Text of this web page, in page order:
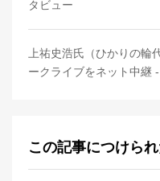
タビュー
上祐史浩氏（ひかりの輪
ークライブをネット中継
この記事につけら